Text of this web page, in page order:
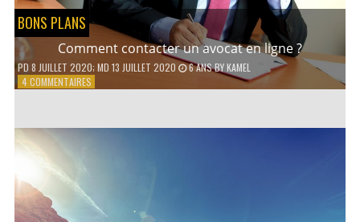
BONS PLANS
Comment contacter un avocat en ligne ?
PD 8 JUILLET 2020; MD 13 JUILLET 2020 6 ANSBYKAMEL
4 COMMENTAIRESSUR